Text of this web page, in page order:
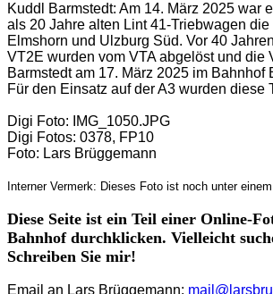
Kuddl Barmstedt: Am 14. März 2025 war
als 20 Jahre alten Lint 41-Triebwagen
Elmshorn und Ulzburg Süd. Vor 40
VT2E wurden vom VTA abgelöst und die
Barmstedt am 17. März 2025 im
Für den Einsatz auf der A3 wurden
Digi Foto: IMG_1050.JPG
Digi Fotos: 0378, FP10
Foto: Lars Brüggemann
Interner Vermerk: Dieses Foto ist noch unter
Diese Seite ist ein Teil einer Online-
Bahnhof durchklicken. Vielleicht
Schreiben Sie mir!
Email an Lars Brüggemann: